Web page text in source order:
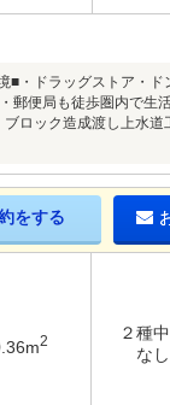
・ドラッグストア・ド
郵便局も徒歩圏内で生
ブロック造成渡し上水
をする
2
２種
なし